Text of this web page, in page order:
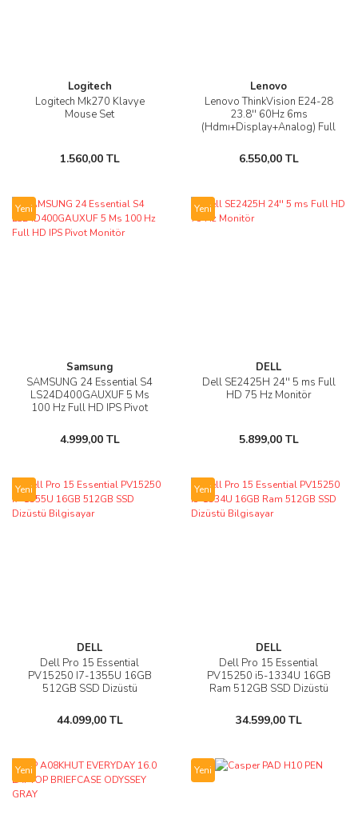
Logitech
Logitech Mk270 Klavye
Mouse Set
1.560,00 TL
Lenovo
Lenovo ThinkVision E24-28
23.8'' 60Hz 6ms
(Hdmı+Display+Analog) Full
62B6MAT3TK
6.550,00 TL
Yeni
Samsung
SAMSUNG 24 Essential S4
LS24D400GAUXUF 5 Ms
100 Hz Full HD IPS Pivot
4.999,00 TL
Yeni
DELL
Dell SE2425H 24'' 5 ms Full
HD 75 Hz Monitör
5.899,00 TL
Yeni
DELL
Dell Pro 15 Essential
PV15250 I7-1355U 16GB
512GB SSD Dizüstü
44.099,00 TL
Yeni
DELL
Dell Pro 15 Essential
PV15250 i5-1334U 16GB
Ram 512GB SSD Dizüstü
34.599,00 TL
Yeni Yeni